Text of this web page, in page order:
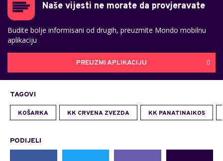
Naše vijesti ne morate da provjeravate
Budite bolje informisani od drugih, preuzmite Mondo mobilnu
aplikaciju
PREUZMI APLIKACIJU
TAGOVI
KOŠARKA KK CRVENA ZVEZDA KK PANATINAIKOS
PODIJELI